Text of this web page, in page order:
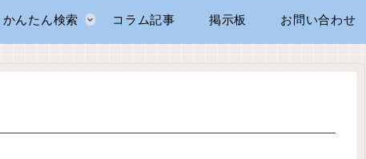
かんたん検索 コラム記事 掲示板 お問い合わせ